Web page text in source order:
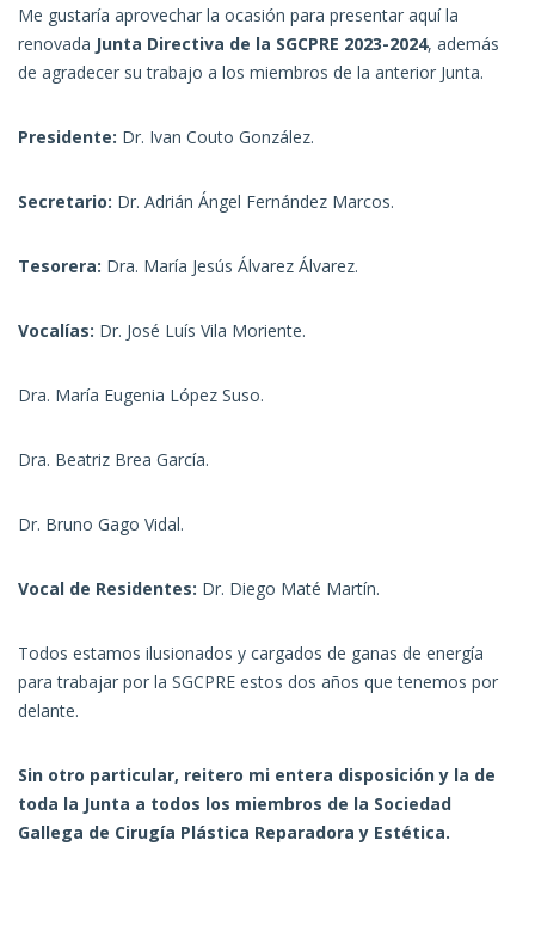
Me gustaría aprovechar la ocasión para presentar aquí la
renovada Junta Directiva de la SGCPRE 2023-2024, además
de agradecer su trabajo a los miembros de la anterior Junta.
Presidente: Dr. Ivan Couto González.
Secretario: Dr. Adrián Ángel Fernández Marcos.
Tesorera: Dra. María Jesús Álvarez Álvarez.
Vocalías: Dr. José Luís Vila Moriente.
Dra. María Eugenia López Suso.
Dra. Beatriz Brea García.
Dr. Bruno Gago Vidal.
Vocal de Residentes: Dr. Diego Maté Martín.
Todos estamos ilusionados y cargados de ganas de energía
para trabajar por la SGCPRE estos dos años que tenemos por
delante.
Sin otro particular, reitero mi entera disposición y la de
toda la Junta a todos los miembros de la Sociedad
Gallega de Cirugía Plástica Reparadora y Estética.